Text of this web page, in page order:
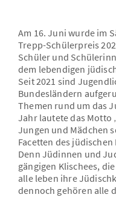
Am 16. Juni wurde im
Trepp-Schülerpreis
Schüler und
dem lebendigen
Seit 2021 sind
Bundesländern
Themen rund um das
Jahr lautete das Motto
Jungen und Mädchen
Facetten des jüdischen
Denn Jüdinnen und
gängigen Klischees,
alle leben ihre
dennoch gehören alle